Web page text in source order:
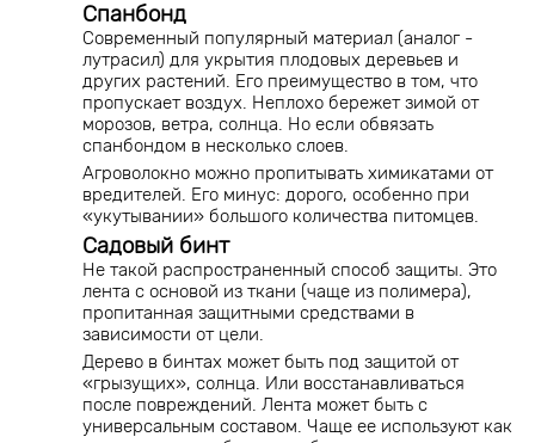
Спанбонд
Современный популярный материал (аналог -
лутрасил) для укрытия плодовых деревьев и
других растений. Его преимущество в том, что
пропускает воздух. Неплохо бережет зимой от
морозов, ветра, солнца. Но если обвязать
спанбондом в несколько слоев.
Агроволокно можно пропитывать химикатами от
вредителей. Его минус: дорого, особенно при
«укутывании» большого количества питомцев.
Садовый бинт
Не такой распространенный способ защиты. Это
лента с основой из ткани (чаще из полимера),
пропитанная защитными средствами в
зависимости от цели.
Дерево в бинтах может быть под защитой от
«грызущих», солнца. Или восстанавливаться
после повреждений. Лента может быть с
универсальным составом. Чаще ее используют как